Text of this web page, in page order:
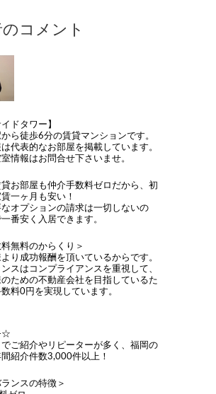
ドタワー】
ら徒歩6分の賃貸マンションです。
は代表的なお部屋を掲載しています。
情報はお問合せ下さいませ。
貸お部屋も仲介手数料ゼロだから、初
一ヶ月も安い！
なオプションの請求は一切しないの
番安く入居できます。
無料のからくり＞
り成功報酬を頂いているからです。
スはコンプライアンスを重視して、
ための不動産会社を目指しているた
料0円を実現しています。
☆
ご紹介やリピーターが多く、福岡の
紹介件数3,000件以上！
ンスの特徴＞